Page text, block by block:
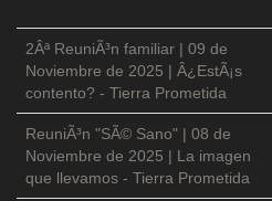
2Âª ReuniÃ³n familiar | 09 de
Noviembre de 2025 | Â¿EstÃ¡s
contento? - Tierra Prometida
ReuniÃ³n "SÃ© Sano" | 08 de
Noviembre de 2025 | La imagen
que llevamos - Tierra Prometida